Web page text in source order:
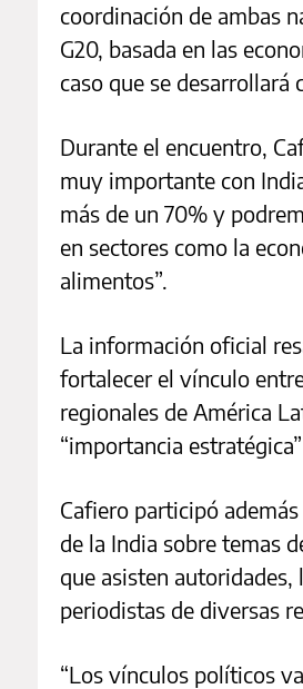
coordinación de ambas
G20, basada en las
caso que se
Durante el encuentro,
muy importante con
más de un 70% y
en sectores como la
alimentos”.
La información oficial
fortalecer el vínculo
regionales de América
“importancia
Cafiero participó
de la India sobre temas
que asisten
periodistas de diversas
“Los vínculos políticos